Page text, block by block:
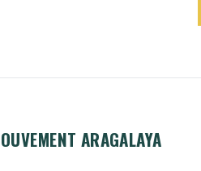
ARAGALAYA